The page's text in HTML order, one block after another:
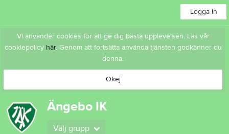
Logga in
Vi använder cookies för att ge dig bästa upplevelsen. Läs vår
cookiepolicy här. Genom att fortsätta använda tjänsten godkänner du
denna.
Okej
Ängebo IK
Välj grupp